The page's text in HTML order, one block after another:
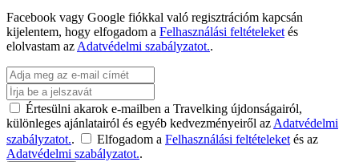
Facebook vagy Google fiókkal való regisztrációm kapcsán
kijelentem, hogy elfogadom a Felhasználási feltételeketés
elolvastam azAdatvédelmi szabályzatot..
Értesülni akarok e-mailben a Travelking újdonságairól,
különleges ajánlatairól és egyéb kedvezményeiről azAdatvédelmi
szabályzatot.. Elfogadom a Felhasználási feltételeketés az
Adatvédelmi szabályzatot..